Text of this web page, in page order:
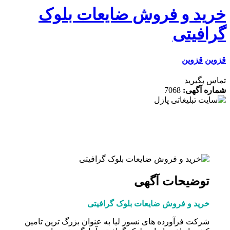
و فروش ضایعات بلوک
قزوین
بگیرید
آگهی:7068
توضیحات آگهی
خرید و فروش ضایعات بلوک گرافیتی
شرکت فرآورده های نسوز لیا به عنوان بزرگ ترین تامین